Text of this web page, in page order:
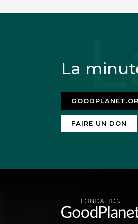
La
FAIRE UN DON